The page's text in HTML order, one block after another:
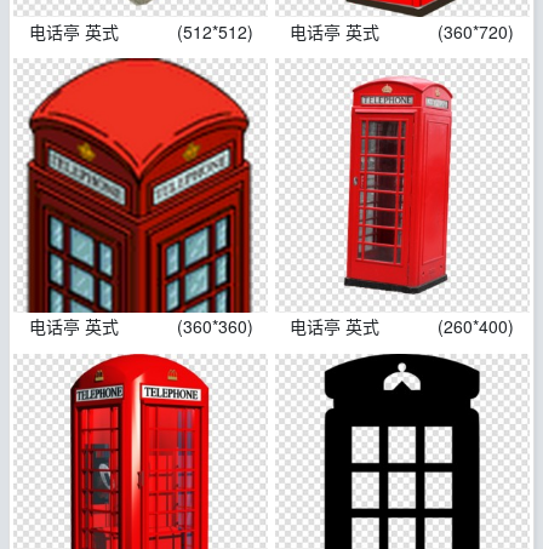
电话亭 英式 (512*512) 电话亭 英式 (360*720)
电话亭 英式 (360*360) 电话亭 英式 (260*400)